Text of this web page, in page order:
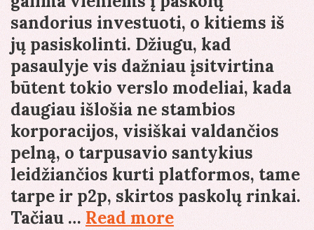
sandorius investuoti, o kitiems iš
jų pasiskolinti. Džiugu, kad
pasaulyje vis dažniau įsitvirtina
būtent tokio verslo modeliai, kada
daugiau išlošia ne stambios
korporacijos, visiškai valdančios
pelną, o tarpusavio santykius
leidžiančios kurti platformos, tame
tarpe ir p2p, skirtos paskolų rinkai.
Tačiau … Read moreKodėl